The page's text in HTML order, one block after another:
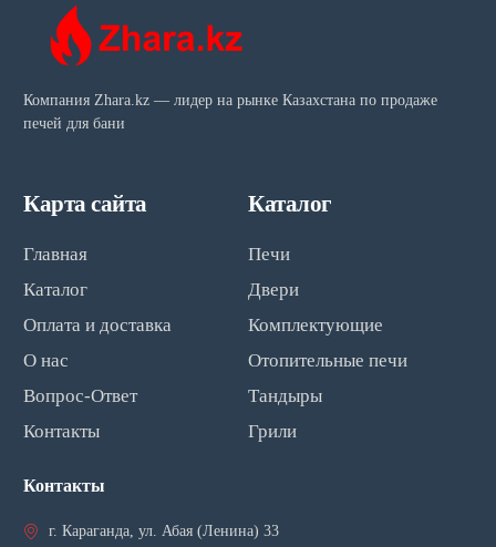
Компания Zhara.kz — лидер на рынке Казахстана по продаже
печей для бани
Карта сайта
Главная
Каталог
Оплата и доставка
О нас
Вопрос-Ответ
Контакты
Каталог
Печи
Двери
Комплектующие
Отопительные печи
Тандыры
Грили
Контакты
г. Караганда, ул. Абая (Ленина) 33